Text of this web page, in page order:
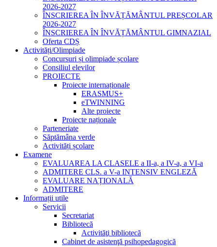
2026-2027
ÎNSCRIEREA ÎN ÎNVĂȚĂMÂNTUL PREȘCOLAR
2026-2027
ÎNSCRIEREA ÎN ÎNVĂȚĂMÂNTUL GIMNAZIAL
Oferta CDȘ
Activități/Olimpiade
Concursuri și olimpiade școlare
Consiliul elevilor
PROIECTE
Proiecte internaționale
ERASMUS+
eTWINNING
Alte proiecte
Proiecte naționale
Parteneriate
Săptămâna verde
Activități școlare
Examene
EVALUAREA LA CLASELE a II-a, a IV-a, a VI-a
ADMITERE CLS. a V-a INTENSIV ENGLEZĂ
EVALUARE NAȚIONALĂ
ADMITERE
Informații utile
Servicii
Secretariat
Bibliotecă
Activităţi bibliotecă
Cabinet de asistenţă psihopedagogică